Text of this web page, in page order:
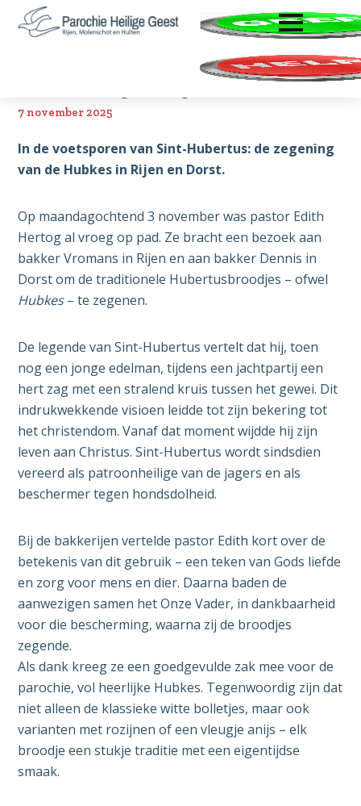
Door
naar
Spring
naar
Hulten
Zoeken
ENTER OM TE OPENEN
7 november 2025
In de voetsporen van Sint-Hubertus: de zegening
van de Hubkes in Rijen en Dorst.
Op maandagochtend 3 november was pastor Edith
Hertog al vroeg op pad. Ze bracht een bezoek aan
bakker Vromans in Rijen en aan bakker Dennis in
Dorst om de traditionele Hubertusbroodjes – ofwel
Hubkes– te zegenen.
De legende van Sint-Hubertus vertelt dat hij, toen
nog een jonge edelman, tijdens een jachtpartij een
hert zag met een stralend kruis tussen het gewei. Dit
indrukwekkende visioen leidde tot zijn bekering tot
het christendom. Vanaf dat moment wijdde hij zijn
leven aan Christus. Sint-Hubertus wordt sindsdien
vereerd als patroonheilige van de jagers en als
beschermer tegen hondsdolheid.
Bij de bakkerijen vertelde pastor Edith kort over de
betekenis van dit gebruik – een teken van Gods liefde
en zorg voor mens en dier. Daarna baden de
aanwezigen samen het Onze Vader, in dankbaarheid
voor die bescherming, waarna zij de broodjes
zegende.
Als dank kreeg ze een goedgevulde zak mee voor de
parochie, vol heerlijke Hubkes. Tegenwoordig zijn dat
niet alleen de klassieke witte bolletjes, maar ook
varianten met rozijnen of een vleugje anijs – elk
broodje een stukje traditie met een eigentijdse
smaak.